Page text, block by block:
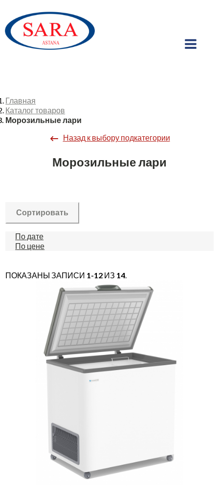
Главная
Каталог товаров
Морозильные лари
Назад к выбору подкатегории
Морозильные лари
Сортировать
По дате
По цене
ПОКАЗАНЫ ЗАПИСИ 1-12 ИЗ 14.